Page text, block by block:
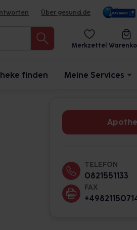
Über gesund.de
Merkzettel
finden Meine Services
TELEFON
0821551133
FAX